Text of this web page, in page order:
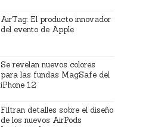
AirTag: El producto innovador
del evento de Apple
Se revelan nuevos colores
para las fundas MagSafe del
iPhone 12
Filtran detalles sobre el diseño
de los nuevos AirPods